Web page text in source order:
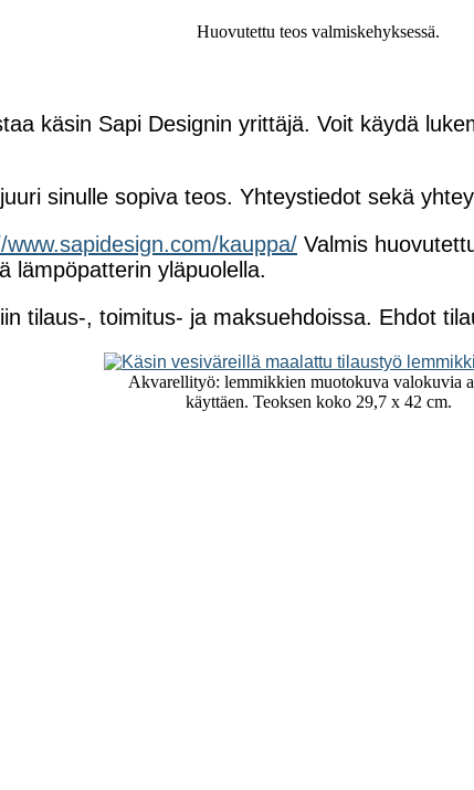
Huovutettu teos valmiskehyksessä.
käsin Sapi Designin yrittäjä. Voit käydä
sinulle sopiva teos. Yhteystiedot sekä
www.sapidesign.com/kauppa/ Valmis
lämpöpatterin yläpuolella.
tilaus-, toimitus- ja maksuehdoissa. Ehdot
Akvarellityö: lemmikkien muotokuva valokuvia
käyttäen. Teoksen koko 29,7 x 42 cm.